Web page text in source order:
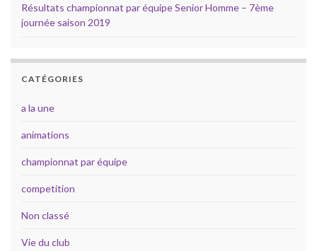
Résultats championnat par équipe Senior Homme – 7ème
journée saison 2019
CATÉGORIES
a la une
animations
championnat par équipe
competition
Non classé
Vie du club